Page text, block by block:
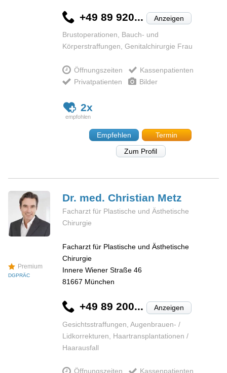
+49 89 920... Anzeigen
Brustoperationen, Bauch- und
Körperstraffungen, Genitalchirurgie Frau
Öffnungszeiten
Kassenpatienten
Privatpatienten
Bilder
2x
Empfehlen
Termin
Zum Profil
Premium
DGPRÄC
Dr. med. Christian Metz
Facharzt für Plastische und Ästhetische
Chirurgie
Facharzt für Plastische und Ästhetische
Chirurgie
Innere Wiener Straße 46
81667 München
+49 89 200... Anzeigen
Gesichtsstraffungen, Augenbrauen- /
Lidkorrekturen, Haartransplantationen /
Haarausfall
Öffnungszeiten
Kassenpatienten